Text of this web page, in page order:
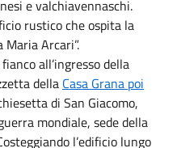
e valchiavennaschi.
rustico che ospita la
Maria Arcari”.
all’ingresso della
della Casa Grana poi
di San Giacomo,
mondiale, sede della
l’edificio lungo